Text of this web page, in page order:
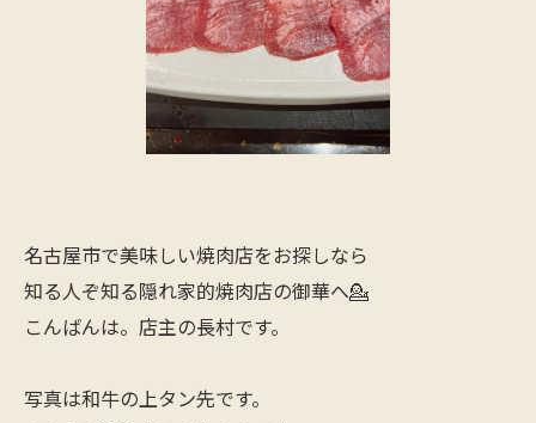
名古屋市で美味しい焼肉店をお探しなら
知る人ぞ知る隠れ家的焼肉店の御華へ💁
こんばんは。店主の長村です。
写真は和牛の上タン先です。